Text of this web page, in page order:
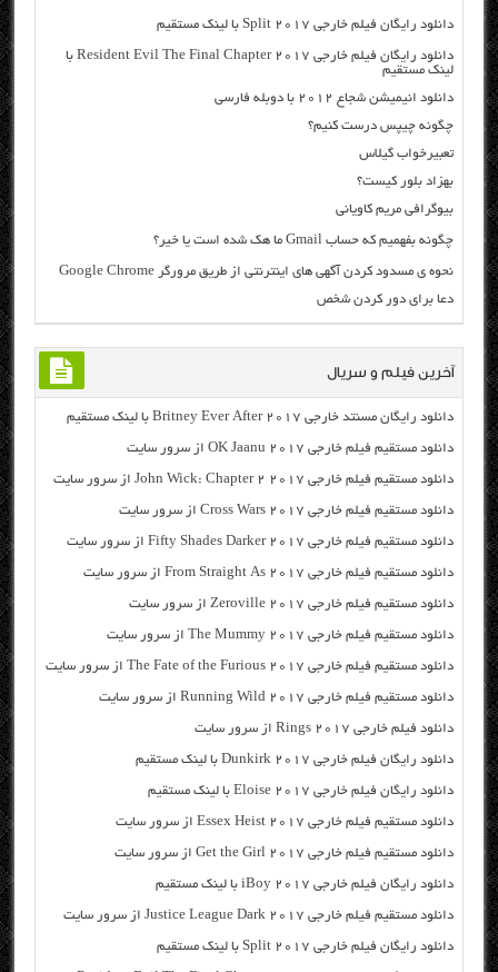
دانلود رایگان فیلم خارجی Split 2017 با لینک مستقیم
دانلود رایگان فیلم خارجی Resident Evil The Final Chapter 2017 با
لینک مستقیم
دانلود انیمیشن شجاع ۲۰۱۲ با دوبله فارسی
چگونه چیپس درست کنیم؟
تعبیرخواب گیلاس
بهزاد بلور کیست؟
بیوگرافی مریم کاویانی
چگونه بفهمیم که حساب Gmail ما هک شده است یا خیر؟
نحوه ی مسدود کردن آگهی های اینترنتی از طریق مرورگر Google Chrome
دعا برای دور کردن شخص
آخرین فیلم و سریال
دانلود رایگان مسنتد خارجی Britney Ever After 2017 با لینک مستقیم
دانلود مستقیم فیلم خارجی OK Jaanu 2017 از سرور سایت
دانلود مستقیم فیلم خارجی John Wick: Chapter 2 2017 از سرور سایت
دانلود مستقیم فیلم خارجی Cross Wars 2017 از سرور سایت
دانلود مستقیم فیلم خارجی Fifty Shades Darker 2017 از سرور سایت
دانلود مستقیم فیلم خارجی From Straight As 2017 از سرور سایت
دانلود مستقیم فیلم خارجی Zeroville 2017 از سرور سایت
دانلود مستقیم فیلم خارجی The Mummy 2017 از سرور سایت
دانلود مستقیم فیلم خارجی The Fate of the Furious 2017 از سرور سایت
دانلود مستقیم فیلم خارجی Running Wild 2017 از سرور سایت
دانلود فیلم خارجی Rings 2017 از سرور سایت
دانلود رایگان فیلم خارجی Dunkirk 2017 با لینک مستقیم
دانلود رایگان فیلم خارجی Eloise 2017 با لینک مستقیم
دانلود مستقیم فیلم خارجی Essex Heist 2017 از سرور سایت
دانلود مستقیم فیلم خارجی Get the Girl 2017 از سرور سایت
دانلود رایگان فیلم خارجی iBoy 2017 با لینک مستقیم
دانلود مستقیم فیلم خارجی Justice League Dark 2017 از سرور سایت
دانلود رایگان فیلم خارجی Split 2017 با لینک مستقیم